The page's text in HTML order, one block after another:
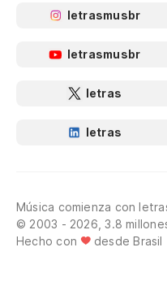
letrasmusbr
letrasmusbr
letras
letras
Música comienza con
© 2003 - 2026, 3.8
Hecho con
desde Brasil